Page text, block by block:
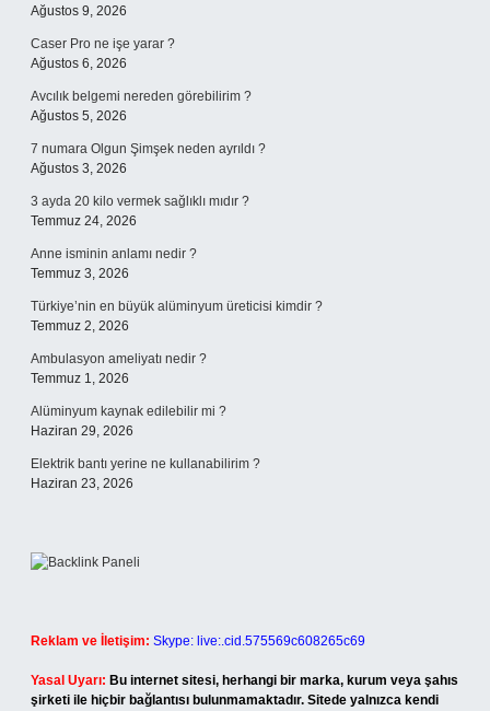
Ağustos 9, 2026
Caser Pro ne işe yarar ?
Ağustos 6, 2026
Avcılık belgemi nereden görebilirim ?
Ağustos 5, 2026
7 numara Olgun Şimşek neden ayrıldı ?
Ağustos 3, 2026
3 ayda 20 kilo vermek sağlıklı mıdır ?
Temmuz 24, 2026
Anne isminin anlamı nedir ?
Temmuz 3, 2026
Türkiye’nin en büyük alüminyum üreticisi kimdir ?
Temmuz 2, 2026
Ambulasyon ameliyatı nedir ?
Temmuz 1, 2026
Alüminyum kaynak edilebilir mi ?
Haziran 29, 2026
Elektrik bantı yerine ne kullanabilirim ?
Haziran 23, 2026
Reklam ve İletişim: Skype: live:.cid.575569c608265c69
Yasal Uyarı: Bu internet sitesi, herhangi bir marka, kurum veya şahıs
şirketi ile hiçbir bağlantısı bulunmamaktadır. Sitede yalnızca kendi